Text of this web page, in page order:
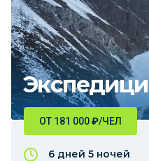
ОТ 181 000₽/ЧЕЛ
6 дней 5 ночей